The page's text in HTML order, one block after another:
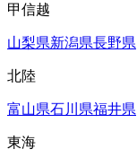
甲信越
山梨県新潟県長野県
北陸
富山県石川県福井県
東海